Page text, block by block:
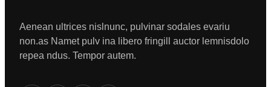
Aenean ultrices nislnunc, pulvinar sodales evariu
non.as Namet pulv ina libero fringill auctor lemnisdolo
repea ndus. Tempor autem.